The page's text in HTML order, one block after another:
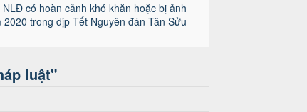
có hoàn cảnh khó khăn hoặc bị ảnh
trong dịp Tết Nguyên đán Tân Sửu
luật"